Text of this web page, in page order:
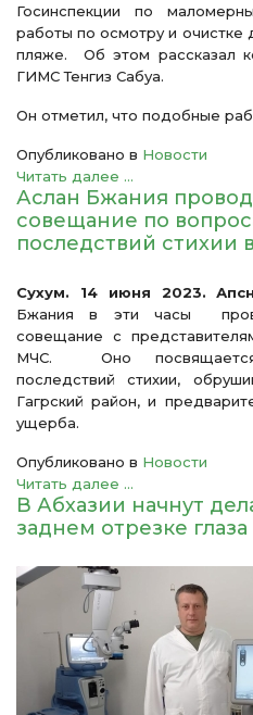
Госинспекции по
работы по осмотру и очистке
пляже. Об этом рассказал
ГИМС Тенгиз Сабуа.
Он отметил, что подобные
Опубликовано в Новости
Читать далее ...
Аслан Бжания
совещание по
последствий стихии
Сухум. 14 июня 2023.
Бжания в эти часы
совещание с
МЧС. Оно посвящается
последствий стихии,
Гагрский район, и
ущерба.
Опубликовано в Новости
Читать далее ...
В Абхазии начнут
заднем отрезке глаза